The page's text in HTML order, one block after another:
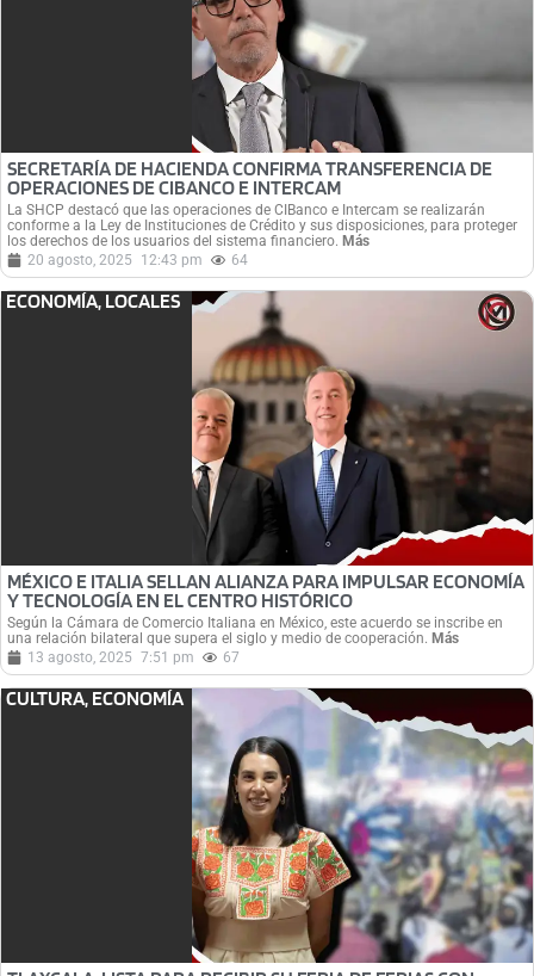
SECRETARÍA DE HACIENDA CONFIRMA TRANSFERENCIA DE
OPERACIONES DE CIBANCO E INTERCAM
La SHCP destacó que las operaciones de CIBanco e Intercam se realizarán
conforme a la Ley de Instituciones de Crédito y sus disposiciones, para proteger
los derechos de los usuarios del sistema financiero. Más
20 agosto, 2025
12:43 pm 64
ECONOMÍA, LOCALES
MÉXICO E ITALIA SELLAN ALIANZA PARA IMPULSAR ECONOMÍA
Y TECNOLOGÍA EN EL CENTRO HISTÓRICO
Según la Cámara de Comercio Italiana en México, este acuerdo se inscribe en
una relación bilateral que supera el siglo y medio de cooperación. Más
13 agosto, 2025 7:51 pm 67
CULTURA, ECONOMÍA